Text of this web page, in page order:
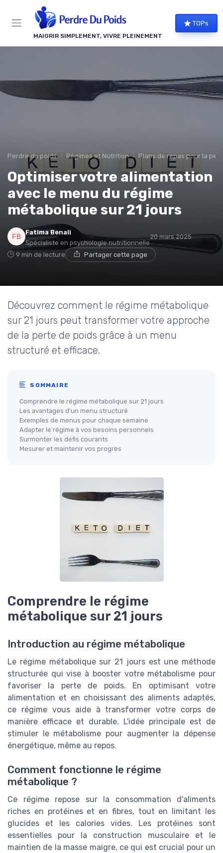
MAIGRIR SIMPLEMENT, VIVRE PLEINEMENT
TOPs
Perdre du poids Régimes et Nutrition Plans de repas pour la
Optimiser votre alimentation
avec le menu du régime
métabolique sur 21 jours
Fatima Benali
Spécialiste en psychologie nutritionnelle
20 mars 2025
9 min de lecture Partager cette page
Découvrez comment le régime métabolique
sur 21 jours peut transformer votre approche
de la perte de poids grâce à un menu
structuré et efficace.
SOMMAIRE
Comprendre le régime métabolique sur 21 jours
Les avantages d'un menu structuré
Exemples de menus pour chaque semaine
Adapter le régime à vos besoins personnels
Surmonter les défis courants
Mesurer et maintenir vos progrès
Comprendre le régime
métabolique sur 21 jours
Introduction au régime métabolique
Le régime métabolique sur 21 jours est une méthode
structurée qui vise à booster votre métabolisme pour
favoriser la perte de poids. En optimisant votre
alimentation et en choisissant des aliments adaptés,
ce régime vous aide à transformer votre corps de
manière efficace et durable. L'idée principale est de
stimuler le métabolisme pour augmenter la dépense
énergétique, même au repos.
Comment fonctionne le régime
métabolique ?
Ce régime repose sur la consommation d'aliments
riches en protéines et en fibres, tout en limitant les
glucides et les calories vides. Les protéines sont
essentielles pour la construction musculaire et le
maintien de la masse maigre, ce qui est crucial pour un
Panneau de gestion des cookies